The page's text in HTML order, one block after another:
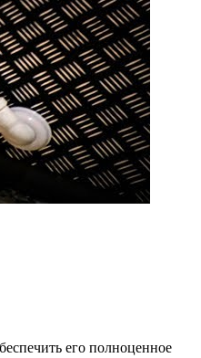
его полноценное